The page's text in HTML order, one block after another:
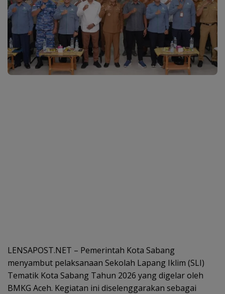
LENSAPOST.NET – Pemerintah Kota Sabang
menyambut pelaksanaan Sekolah Lapang Iklim (SLI)
Tematik Kota Sabang Tahun 2026 yang digelar oleh
BMKG Aceh. Kegiatan ini diselenggarakan sebagai